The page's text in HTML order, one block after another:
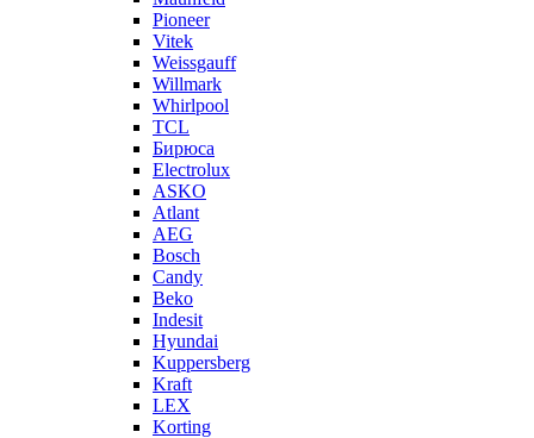
Pioneer
Vitek
Weissgauff
Willmark
Whirlpool
TCL
Бирюса
Electrolux
ASKO
Atlant
AEG
Bosch
Candy
Beko
Indesit
Hyundai
Kuppersberg
Kraft
LEX
Korting